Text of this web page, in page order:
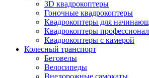
3D квадрокоптеры
Гоночные квадрокоптеры
Квадрокоптеры для
Квадрокоптеры
Квадрокоптеры с камерой
Колесный транспорт
Беговелы
Велосипеды
Внедорожные самокаты